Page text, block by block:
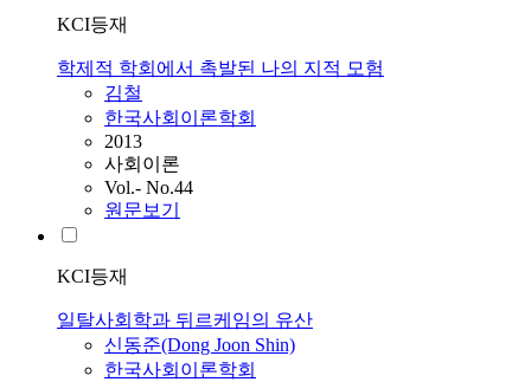
KCI등재
학제적 학회에서 촉발된 나의 지적 모험
김철
한국사회이론학회
2013
사회이론
Vol.- No.44
원문보기
KCI등재
일탈사회학과 뒤르케임의 유산
신동준(Dong Joon Shin)
한국사회이론학회